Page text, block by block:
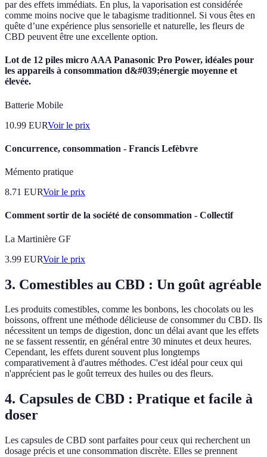
par des effets immédiats. En plus, la vaporisation est considérée
comme moins nocive que le tabagisme traditionnel. Si vous êtes en
quête d’une expérience plus sensorielle et naturelle, les fleurs de
CBD peuvent être une excellente option.
Lot de 12 piles micro AAA Panasonic Pro Power, idéales pour
les appareils à consommation d&#039;énergie moyenne et
élevée.
Batterie Mobile
10.99 EURVoir le prix
Concurrence, consommation - Francis Lefèbvre
Mémento pratique
8.71 EURVoir le prix
Comment sortir de la société de consommation - Collectif
La Martinière GF
3.99 EURVoir le prix
3. Comestibles au CBD : Un goût agréable
Les produits comestibles, comme les bonbons, les chocolats ou les
boissons, offrent une méthode délicieuse de consommer du CBD. Ils
nécessitent un temps de digestion, donc un délai avant que les effets
ne se fassent ressentir, en général entre 30 minutes et deux heures.
Cependant, les effets durent souvent plus longtemps
comparativement à d'autres méthodes. C'est idéal pour ceux qui
n'apprécient pas le goût terreux des huiles ou des fleurs.
4. Capsules de CBD : Pratique et facile à
doser
Les capsules de CBD sont parfaites pour ceux qui recherchent un
dosage précis et une consommation discrète. Elles se prennent